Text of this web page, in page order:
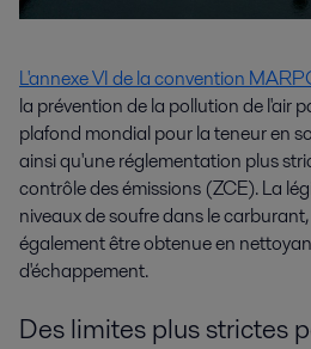
L'annexe VI de la convention
la prévention de la pollution de l'air
plafond mondial pour la teneur en
ainsi qu'une réglementation plus
contrôle des émissions (ZCE). La
niveaux de soufre dans le
également être obtenue en
d'échappement.
Des limites plus strictes